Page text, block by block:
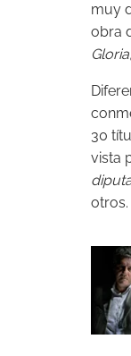
muy
obra
Gloria,
30
vista
otros.